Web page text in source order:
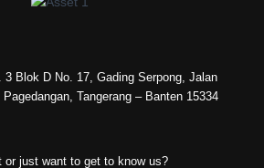
3 Blok D No. 17, Gading Serpong, Jalan
Tangerang – Banten 15334
or just want to get to know us?